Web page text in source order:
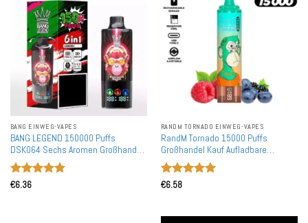
BANG EINWEG-VAPES
BANG LEGEND 150000 Puffs
DSK064 Sechs Aromen Großhandel
Kauf Aufladbare Einweg-Vape
Bewertet
€6.36
RANDM TORNADO EINWEG-VAPES
RandM Tornado 15000 Puffs
Großhandel Kauf Aufladbare
Einweg-E-Zigarette
Bewertet
€6.58